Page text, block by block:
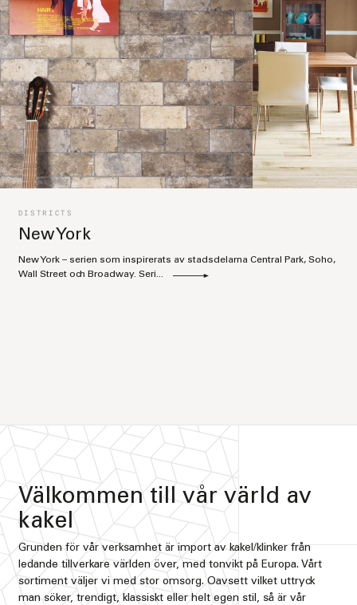
DISTRICTS
New York
New York – serien som inspirerats av stadsdelarna Central Park, Soho,
Wall Street och Broadway. Seri...
Välkommen till vår värld av
kakel
Grunden för vår verksamhet är import av kakel/klinker från
ledande tillverkare världen över, med tonvikt på Europa. Vårt
sortiment väljer vi med stor omsorg. Oavsett vilket uttryck
man söker, trendigt, klassiskt eller helt egen stil, så är vår